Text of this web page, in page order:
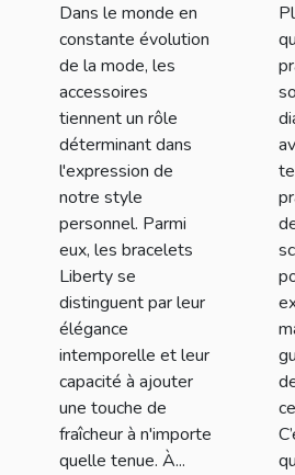
intégrer dans
votre style
quotidien
Dans le monde en
constante évolution
de la mode, les
accessoires
tiennent un rôle
déterminant dans
l'expression de
notre style
personnel. Parmi
eux, les bracelets
Liberty se
distinguent par leur
élégance
intemporelle et leur
capacité à ajouter
une touche de
fraîcheur à n'importe
quelle tenue. À...